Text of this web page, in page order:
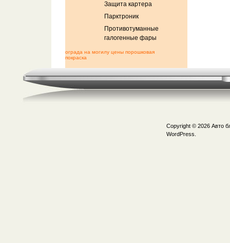
Защита картера
Парктроник
Противотуманные
галогенные фары
ограда на могилу цены порошковая
покраска
Copyright © 2026 Авто
WordPress.